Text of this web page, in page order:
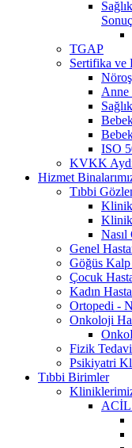
TGAP
Sertifika ve
Anne
ISO
KVKK
Hizmet
Tıbbi
Klinik
Genel
Göğüs Kalp
Çocuk
Kadın
Ortopedi -
Onkoloji
Fizik
Psikiyatri
Tıbbi Birimler